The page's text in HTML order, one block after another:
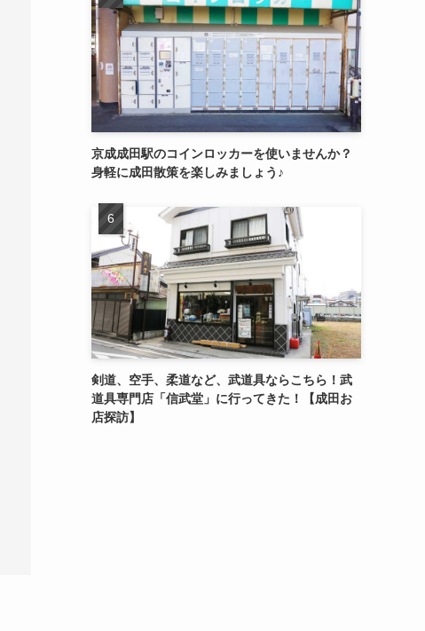
京成成田駅のコインロッカーを使いませんか？
身軽に成田散策を楽しみましょう♪
剣道、空手、柔道など、武道具ならこちら！武
道具専門店「信武堂」に行ってきた！【成田お
店探訪】